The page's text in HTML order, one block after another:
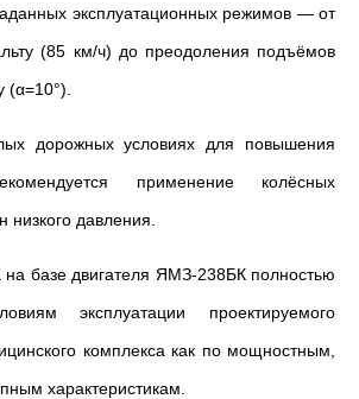
эксплуатационных режимов — от
(85 км/ч) до преодоления подъёмов
(α=10°).
дорожных условиях для повышения
применение колёсных
низкого давления.
на базе двигателя ЯМЗ-238БК полностью
эксплуатации проектируемого
комплекса как по мощностным,
характеристикам.